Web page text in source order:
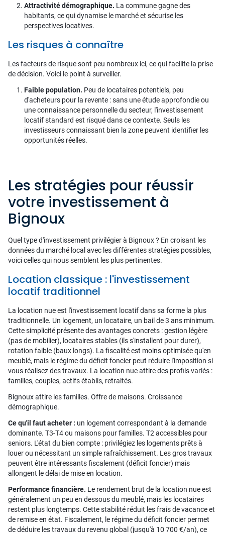
Attractivité démographique. La commune gagne des
habitants, ce qui dynamise le marché et sécurise les
perspectives locatives.
Les risques à connaître
Les facteurs de risque sont peu nombreux ici, ce qui facilite la prise
de décision. Voici le point à surveiller.
Faible population. Peu de locataires potentiels, peu
d'acheteurs pour la revente : sans une étude approfondie ou
une connaissance personnelle du secteur, l'investissement
locatif standard est risqué dans ce contexte. Seuls les
investisseurs connaissant bien la zone peuvent identifier les
opportunités réelles.
Les stratégies pour réussir
votre investissement à
Bignoux
Quel type d'investissement privilégier à Bignoux ? En croisant les
données du marché local avec les différentes stratégies possibles,
voici celles qui nous semblent les plus pertinentes.
Location classique : l'investissement
locatif traditionnel
La location nue est l'investissement locatif dans sa forme la plus
traditionnelle. Un logement, un locataire, un bail de 3 ans minimum.
Cette simplicité présente des avantages concrets : gestion légère
(pas de mobilier), locataires stables (ils s'installent pour durer),
rotation faible (baux longs). La fiscalité est moins optimisée qu'en
meublé, mais le régime du déficit foncier peut réduire l'imposition si
vous réalisez des travaux. La location nue attire des profils variés :
familles, couples, actifs établis, retraités.
Bignoux attire les familles. Offre de maisons. Croissance
démographique.
Ce qu'il faut acheter : un logement correspondant à la demande
dominante. T3-T4 ou maisons pour familles. T2 accessibles pour
seniors. L'état du bien compte : privilégiez les logements prêts à
louer ou nécessitant un simple rafraîchissement. Les gros travaux
peuvent être intéressants fiscalement (déficit foncier) mais
allongent le délai de mise en location.
Performance financière. Le rendement brut de la location nue est
généralement un peu en dessous du meublé, mais les locataires
restent plus longtemps. Cette stabilité réduit les frais de vacance et
de remise en état. Fiscalement, le régime du déficit foncier permet
de déduire les travaux du revenu global (jusqu'à 10 700 €/an), ce